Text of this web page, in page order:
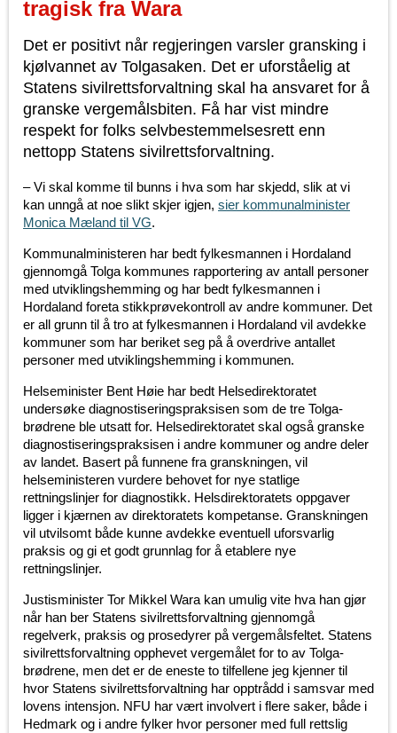
tragisk fra Wara
Det er positivt når regjeringen varsler gransking i
kjølvannet av Tolgasaken. Det er uforståelig at
Statens sivilrettsforvaltning skal ha ansvaret for å
granske vergemålsbiten. Få har vist mindre
respekt for folks selvbestemmelsesrett enn
nettopp Statens sivilrettsforvaltning.
– Vi skal komme til bunns i hva som har skjedd, slik at vi
kan unngå at noe slikt skjer igjen, sier kommunalminister
Monica Mæland til VG.
Kommunalministeren har bedt fylkesmannen i Hordaland
gjennomgå Tolga kommunes rapportering av antall personer
med utviklingshemming og har bedt fylkesmannen i
Hordaland foreta stikkprøvekontroll av andre kommuner. Det
er all grunn til å tro at fylkesmannen i Hordaland vil avdekke
kommuner som har beriket seg på å overdrive antallet
personer med utviklingshemming i kommunen.
Helseminister Bent Høie har bedt Helsedirektoratet
undersøke diagnostiseringspraksisen som de tre Tolga-
brødrene ble utsatt for. Helsedirektoratet skal også granske
diagnostiseringspraksisen i andre kommuner og andre deler
av landet. Basert på funnene fra granskningen, vil
helseministeren vurdere behovet for nye statlige
rettningslinjer for diagnostikk. Helsdirektoratets oppgaver
ligger i kjærnen av direktoratets kompetanse. Granskningen
vil utvilsomt både kunne avdekke eventuell uforsvarlig
praksis og gi et godt grunnlag for å etablere nye
rettningslinjer.
Justisminister Tor Mikkel Wara kan umulig vite hva han gjør
når han ber Statens sivilrettsforvaltning gjennomgå
regelverk, praksis og prosedyrer på vergemålsfeltet. Statens
sivilrettsforvaltning opphevet vergemålet for to av Tolga-
brødrene, men det er de eneste to tilfellene jeg kjenner til
hvor Statens sivilrettsforvaltning har opptrådd i samsvar med
lovens intensjon. NFU har vært involvert i flere saker, både i
Hedmark og i andre fylker hvor personer med full rettslig